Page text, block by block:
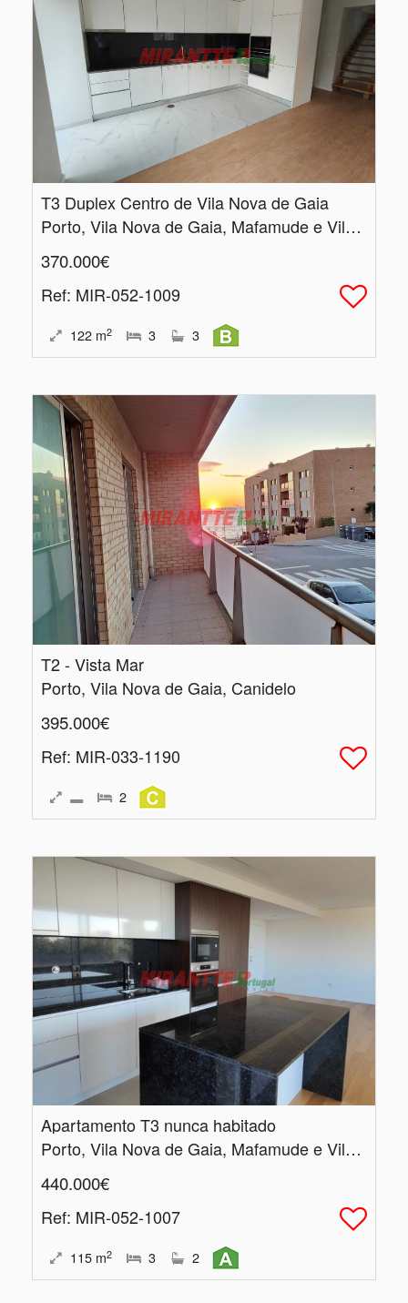
T3 Duplex Centro de Vila Nova de Gaia
Porto, Vila Nova de Gaia, Mafamude e Vilar do Paraíso
370.000€
Ref: MIR-052-1009
122 m2 3 3
T2 - Vista Mar
Porto, Vila Nova de Gaia, Canidelo
395.000€
Ref: MIR-033-1190
2
Apartamento T3 nunca habitado
Porto, Vila Nova de Gaia, Mafamude e Vilar do Paraíso
440.000€
Ref: MIR-052-1007
115 m2 3 2